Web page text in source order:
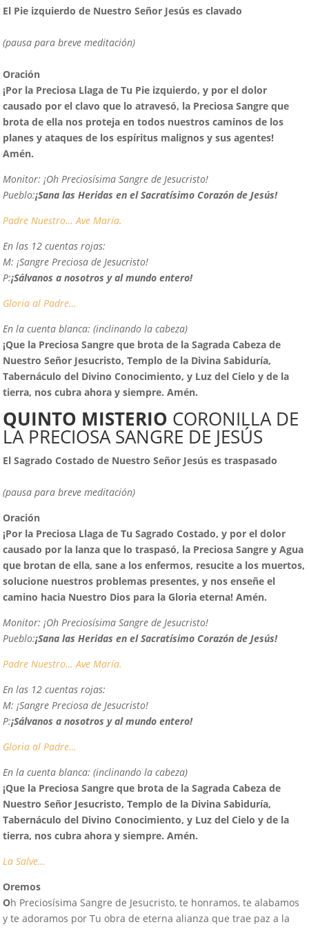
El Pie izquierdo de Nuestro Señor Jesús es clavado
(pausa para breve meditación)
Oración
¡Por la Preciosa Llaga de Tu Pie izquierdo, y por el dolor
causado por el clavo que lo atravesó, la Preciosa Sangre que
brota de ella nos proteja en todos nuestros caminos de los
planes y ataques de los espíritus malignos y sus agentes!
Amén.
Monitor: ¡Oh Preciosísima Sangre de Jesucristo!
Pueblo:¡Sana las Heridas en el Sacratísimo Corazón de Jesús!
Padre Nuestro…Ave María.
En las 12 cuentas rojas:
M: ¡Sangre Preciosa de Jesucristo!
P:¡Sálvanos a nosotros y al mundo entero!
Gloria al Padre…
En la cuenta blanca: (inclinando la cabeza)
¡Que la Preciosa Sangre que brota de la Sagrada Cabeza de
Nuestro Señor Jesucristo, Templo de la Divina Sabiduría,
Tabernáculo del Divino Conocimiento, y Luz del Cielo y de la
tierra, nos cubra ahora y siempre. Amén.
QUINTO MISTERIO CORONILLA DE
LA PRECIOSA SANGRE DE JESÚS
El Sagrado Costado de Nuestro Señor Jesús es traspasado
(pausa para breve meditación)
Oración
¡Por la Preciosa Llaga de Tu Sagrado Costado, y por el dolor
causado por la lanza que lo traspasó, la Preciosa Sangre y Agua
que brotan de ella, sane a los enfermos, resucite a los muertos,
solucione nuestros problemas presentes, y nos enseñe el
camino hacia Nuestro Dios para la Gloria eterna! Amén.
Monitor: ¡Oh Preciosísima Sangre de Jesucristo!
Pueblo:¡Sana las Heridas en el Sacratísimo Corazón de Jesús!
Padre Nuestro…Ave María.
En las 12 cuentas rojas:
M: ¡Sangre Preciosa de Jesucristo!
P:¡Sálvanos a nosotros y al mundo entero!
Gloria al Padre…
En la cuenta blanca: (inclinando la cabeza)
¡Que la Preciosa Sangre que brota de la Sagrada Cabeza de
Nuestro Señor Jesucristo, Templo de la Divina Sabiduría,
Tabernáculo del Divino Conocimiento, y Luz del Cielo y de la
tierra, nos cubra ahora y siempre. Amén.
La Salve…
Oremos
Oh Preciosísima Sangre de Jesucristo, te honramos, te alabamos
y te adoramos por Tu obra de eterna alianza que trae paz a la